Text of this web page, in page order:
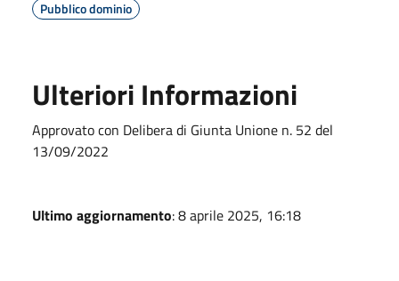
Pubblico dominio
Ulteriori Informazioni
Approvato con Delibera di Giunta Unione n. 52 del
13/09/2022
Ultimo aggiornamento: 8 aprile 2025, 16:18